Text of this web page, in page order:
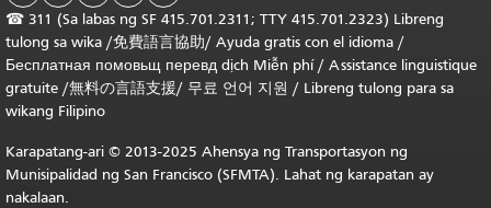
☎ 311 (Sa labas ng SF 415.701.2311; TTY 415.701.2323) Libreng
tulong sa wika /免費語言協助/ Ayuda gratis con el idioma /
Бесплатная помовьщ перевд dịch Miễn phí/ Assistance linguistique
gratuite /無料の言語支援/ 무료 언어 지원 / Libreng tulong para sa
wikang Filipino
Karapatang-ari © 2013-2025 Ahensya ng Transportasyon ng
Munisipalidad ng San Francisco (SFMTA). Lahat ng karapatan ay
nakalaan.